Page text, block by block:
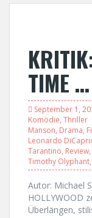
TIME
September 1,
Komödie, Thriller
Manson, Drama,
Leonardo
Tarantino, Review,
Timothy Olyphant,
Autor: Michael
HOLLYWOOD
Überlängen,